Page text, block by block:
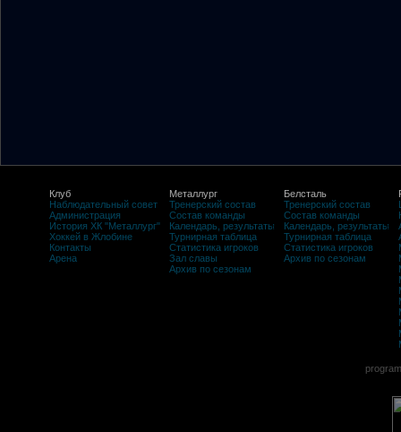
Клуб
Наблюдательный совет
Администрация
История ХК "Металлург"
Хоккей в Жлобине
Контакты
Арена
Металлург
Тренерский состав
Состав команды
Календарь, результаты
Турнирная таблица
Статистика игроков
Зал славы
Архив по сезонам
Белсталь
Тренерский состав
Состав команды
Календарь, результаты
Турнирная таблица
Статистика игроков
Архив по сезонам